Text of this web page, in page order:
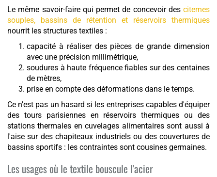
Le même savoir-faire qui permet de concevoir des citernes
souples, bassins de rétention et réservoirs thermiques
nourrit les structures textiles :
capacité à réaliser des pièces de grande dimension
avec une précision millimétrique,
soudures à haute fréquence fiables sur des centaines
de mètres,
prise en compte des déformations dans le temps.
Ce n'est pas un hasard si les entreprises capables d'équiper
des tours parisiennes en réservoirs thermiques ou des
stations thermales en cuvelages alimentaires sont aussi à
l'aise sur des chapiteaux industriels ou des couvertures de
bassins sportifs : les contraintes sont cousines germaines.
Les usages où le textile bouscule l'acier